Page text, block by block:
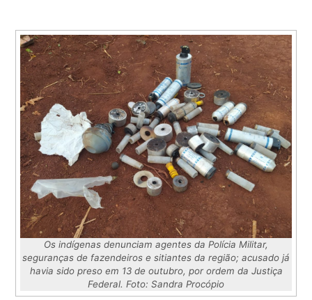
Os indígenas denunciam agentes da Polícia Militar,
seguranças de fazendeiros e sitiantes da região; acusado já
havia sido preso em 13 de outubro, por ordem da Justiça
Federal. Foto: Sandra Procópio